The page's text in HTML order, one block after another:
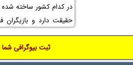
در کدام کشور ساخته
حقیقت دارد و
بازیگران به وقت شام و
بازیگر زن به وقت شام و
شام و موضوع فیلم به
ثبت بیوگرافی